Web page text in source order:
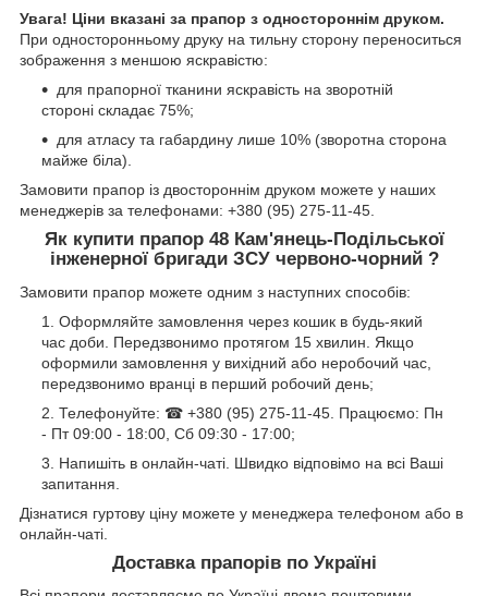
Увага! Ціни вказані за прапор з одностороннім друком.
При односторонньому друку на тильну сторону переноситься
зображення з меншою яскравістю:
для прапорної тканини яскравість на зворотній
стороні складає 75%;
для атласу та габардину лише 10% (зворотна сторона
майже біла).
Замовити прапор із двостороннім друком можете у наших
менеджерів за телефонами: +380 (95) 275-11-45.
Як купити прапор 48 Кам'янець-Подільської
інженерної бригади ЗСУ червоно-чорний ?
Замовити прапор можете одним з наступних способів:
Оформляйте замовлення через кошик в будь-який
час доби. Передзвонимо протягом 15 хвилин. Якщо
оформили замовлення у вихідний або неробочий час,
передзвонимо вранці в перший робочий день;
Телефонуйте: ☎ +380 (95) 275-11-45. Працюємо: Пн
- Пт 09:00 - 18:00, Сб 09:30 - 17:00;
Напишіть в онлайн-чаті. Швидко відповімо на всі Ваші
запитання.
Дізнатися гуртову ціну можете у менеджера телефоном або в
онлайн-чаті.
Доставка прапорів по Україні